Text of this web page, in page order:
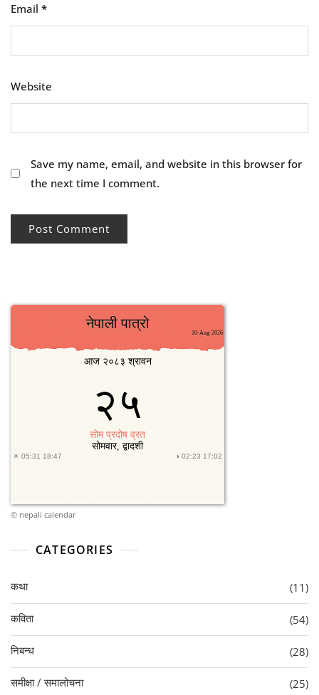
Email *
Website
Save my name, email, and website in this browser for
the next time I comment.
© nepali calendar
CATEGORIES
कथा (11)
कविता (54)
निबन्ध (28)
समीक्षा / समालोचना (25)